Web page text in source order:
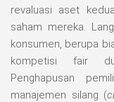
revaluasi aset
saham mereka.
konsumen, berupa
kompetisi fair
Penghapusan
manajemen silang (